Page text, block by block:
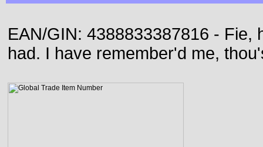
EAN/GIN: 4388833387816 - Fie,
had. I have remember'd me,